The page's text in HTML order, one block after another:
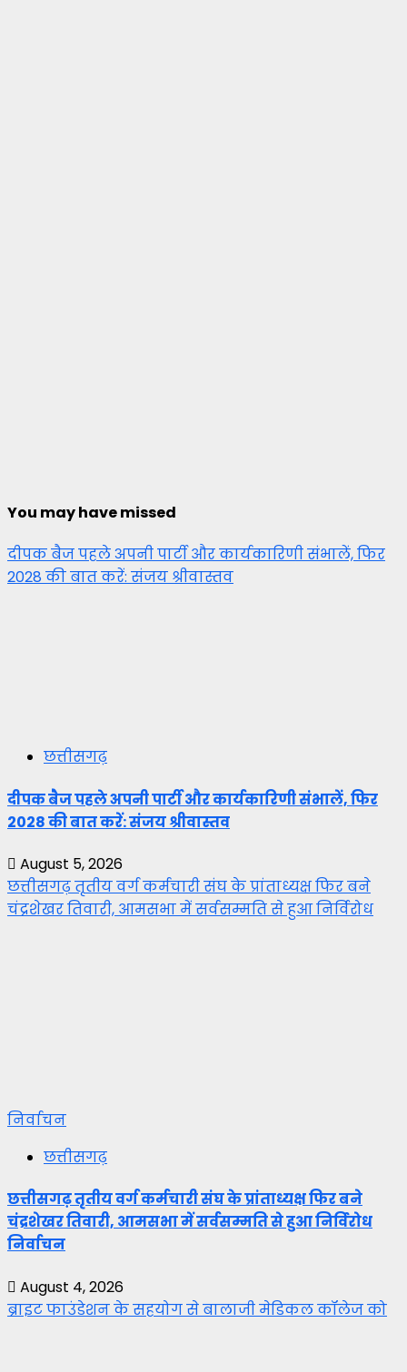
You may have missed
दीपक बैज पहले अपनी पार्टी और कार्यकारिणी संभालें, फिर
2028 की बात करें: संजय श्रीवास्तव
छत्तीसगढ़
दीपक बैज पहले अपनी पार्टी और कार्यकारिणी संभालें, फिर
2028 की बात करें: संजय श्रीवास्तव
August 5, 2026
छत्तीसगढ़ तृतीय वर्ग कर्मचारी संघ के प्रांताध्यक्ष फिर बने
चंद्रशेखर तिवारी, आमसभा में सर्वसम्मति से हुआ निर्विरोध
निर्वाचन
छत्तीसगढ़
छत्तीसगढ़ तृतीय वर्ग कर्मचारी संघ के प्रांताध्यक्ष फिर बने
चंद्रशेखर तिवारी, आमसभा में सर्वसम्मति से हुआ निर्विरोध
निर्वाचन
August 4, 2026
ब्राइट फाउंडेशन के सहयोग से बालाजी मेडिकल कॉलेज को